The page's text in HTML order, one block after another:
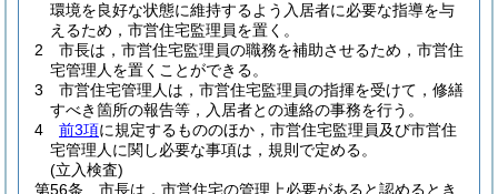
環境を良好な状態に維持するよう入居者に必要な指導を与
えるため，市営住宅監理員を置く。
2
市長は，市営住宅監理員の職務を補助させるため，市営住
宅管理人を置くことができる。
3
市営住宅管理人は，市営住宅監理員の指揮を受けて，修繕
すべき箇所の報告等，入居者との連絡の事務を行う。
4
前3項に規定するもののほか，市営住宅監理員及び市営住
宅管理人に関し必要な事項は，規則で定める。
(立入検査)
第56条
市長は，市営住宅の管理上必要があると認めるとき